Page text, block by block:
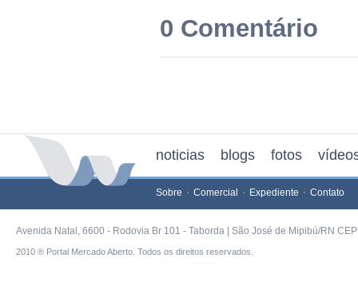
0 Comentário
noticias blogs fotos
Sobre Comercial Expediente Contato
Avenida Natal, 6600 - Rodovia Br 101 - Taborda | São José de Mipibú/RN
2010 ® Portal Mercado Aberto. Todos os direitos reservados.